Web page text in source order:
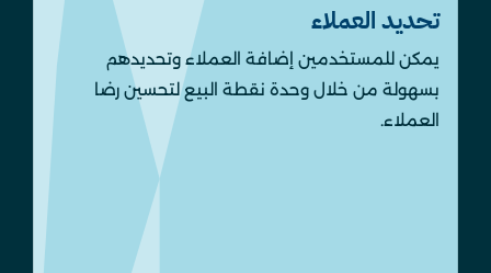
تحديد العملاء
يمكن للمستخدمين إضافة العملاء وتحديدهم
بسهولة من خلال وحدة نقطة البيع لتحسين رضا
العملاء.